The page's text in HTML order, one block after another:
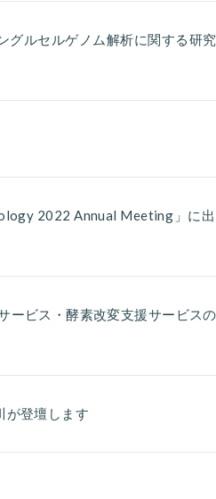
ルセルゲノム解析に関する研
2022 Annual Meeting」に出
ービス・酵素改変支援サービス
が登壇します